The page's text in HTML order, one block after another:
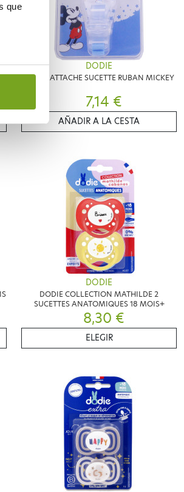
que
DODIE
DODIE ATTACHE SUCETTE RUBAN MICKEY
7,14 €
AÑADIR A LA CESTA
DODIE
DODIE COLLECTION MATHILDE 2
SUCETTES ANATOMIQUES 18 MOIS+
8,30 €
ELEGIR